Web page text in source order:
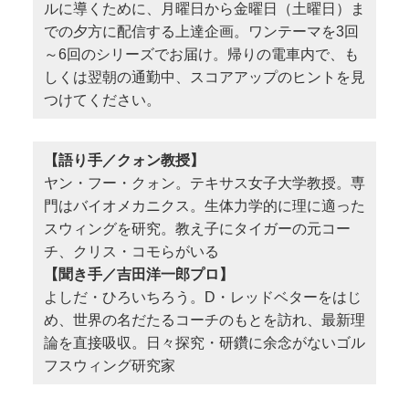
ルに導くために、月曜日から金曜日（土曜日）ま
での夕方に配信する上達企画。ワンテーマを3回
～6回のシリーズでお届け。帰りの電車内で、も
しくは翌朝の通勤中、スコアアップのヒントを見
つけてください。
【語り手／クォン教授】
ヤン・フー・クォン。テキサス女子大学教授。専
門はバイオメカニクス。生体力学的に理に適った
スウィングを研究。教え子にタイガーの元コー
チ、クリス・コモらがいる
【聞き手／吉田洋一郎プロ】
よしだ・ひろいちろう。D・レッドベターをはじ
め、世界の名だたるコーチのもとを訪れ、最新理
論を直接吸収。日々探究・研鑽に余念がないゴル
フスウィング研究家